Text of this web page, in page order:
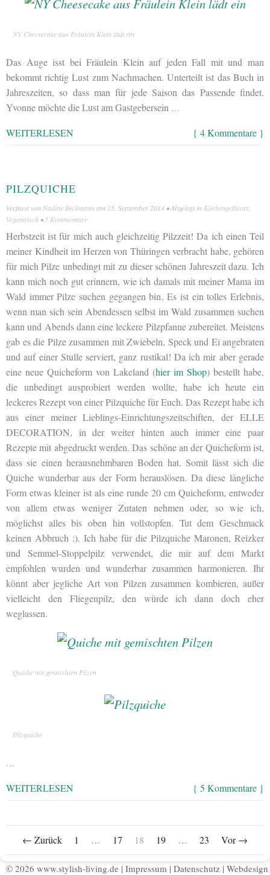
NY Cheesecake aus Fräulein Klein lädt ein
Das Auge isst bei Fräulein Klein auf jeden Fall mit und man
bekommt richtig Lust zum Nachmachen. Unterteilt ist das Buch in
Jahreszeiten, so dass man für jede Saison das Passende findet.
Yvonne möchte die Lust am Gastgebersein …
WEITERLESEN { 4 Kommentare }
PILZQUICHE
Verfasst von Nadine Beckmann am 15. September 2014 • Abgelegt in Küchengeflüster,
Vegetarisch • 5 Kommentare
Herbstzeit ist für mich auch gleichzeitig Pilzzeit! Da ich einen Teil
meiner Kindheit im Herzen von Thüringen verbracht habe, gehören
für mich Pilze unbedingt mit zu dieser schönen Jahreszeit dazu. Ich
kann mich noch gut erinnern, wie ich damals mit meiner Mama im
Wald immer Pilze suchen gegangen bin. Es ist ein tolles Erlebnis,
wenn man sich sein Abendessen selbst im Wald zusammen suchen
kann und Abends dann eine leckere Pilzpfanne zubereitet. Meistens
gab es die Pilze zusammen mit Zwiebeln, Speck und Ei angebraten
und auf einer Stulle serviert, ganz rustikal! Da ich mir aber gerade
eine neue Quicheform von Lakeland (hier im Shop) bestellt habe,
die unbedingt ausprobiert werden wollte, habe ich heute ein
leckeres Rezept von einer Pilzquiche für Euch. Das Rezept habe ich
aus einer meiner Lieblings-Einrichtungszeitschiften, der ELLE
DECORATION, in der weiter hinten auch immer eine paar
Rezepte mit abgedruckt werden. Das schöne an der Quicheform ist,
dass sie einen herausnehmbaren Boden hat. Somit lässt sich die
Quiche wunderbar aus der Form herauslösen. Da diese längliche
Form etwas kleiner ist als eine runde 20 cm Quicheform, entweder
von allem etwas weniger Zutaten nehmen oder, so wie ich,
möglichst alles bis oben hin vollstopfen. Tut dem Geschmack
keinen Abbruch :). Ich habe für die Pilzquiche Maronen, Reizker
und Semmel-Stoppelpilz verwendet, die mir auf dem Markt
empfohlen wurden und wunderbar zusammen harmonieren. Ihr
könnt aber jegliche Art von Pilzen zusammen kombieren, außer
vielleicht den Fliegenpilz, den würde ich dann doch eher
weglassen.
Quiche mit gemischten Pilzen
Pilzquiche
…
WEITERLESEN { 5 Kommentare }
← Zurück 1 … 17 18 19 … 23 Vor →
© 2026 www.stylish-living.de | Impressum | Datenschutz | Webdesign